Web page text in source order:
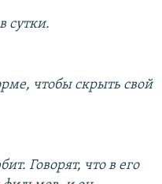
сутки.
чтобы скрыть свой
Говорят, что в его